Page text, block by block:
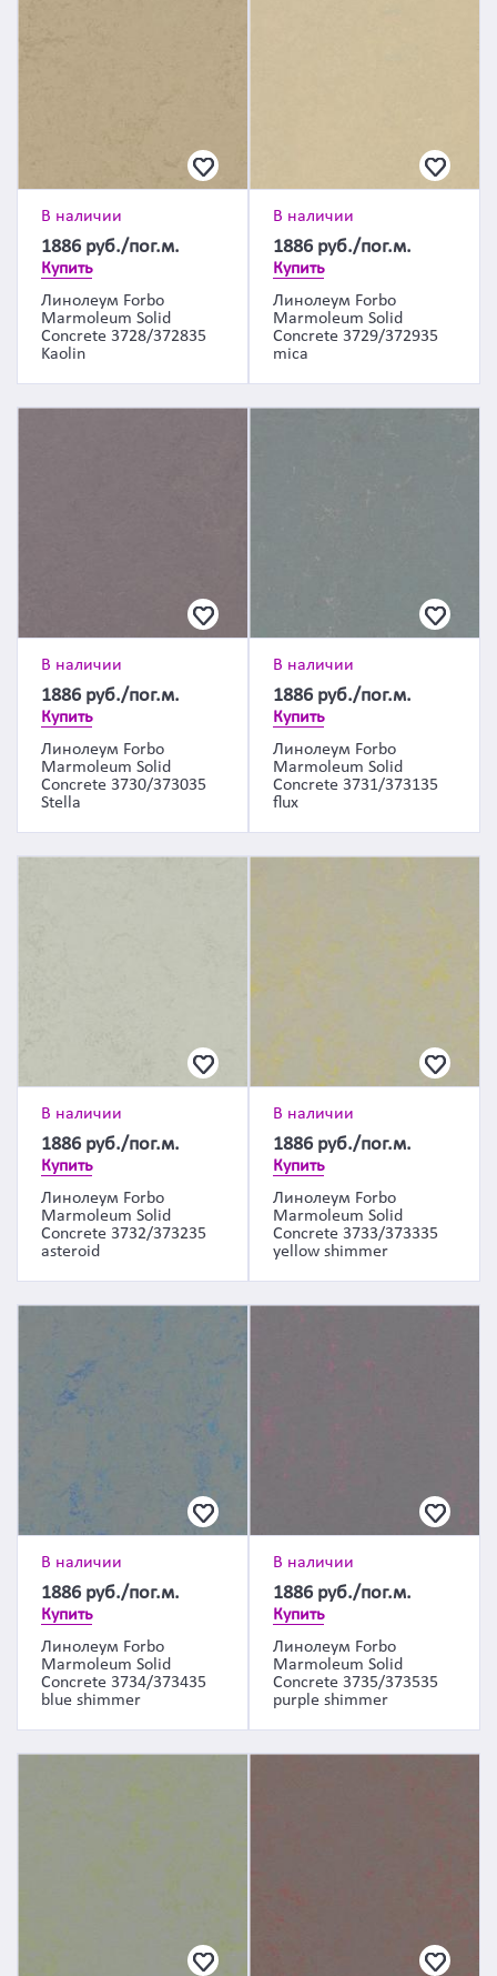
В наличии
1886 руб./пог.м.
Купить
Линолеум Forbo
Marmoleum Solid
Concrete 3728/372835
Kaolin
В наличии
1886 руб./пог.м.
Купить
Линолеум Forbo
Marmoleum Solid
Concrete 3729/372935
mica
В наличии
1886 руб./пог.м.
Купить
Линолеум Forbo
Marmoleum Solid
Concrete 3730/373035
Stella
В наличии
1886 руб./пог.м.
Купить
Линолеум Forbo
Marmoleum Solid
Concrete 3731/373135
flux
В наличии
1886 руб./пог.м.
Купить
Линолеум Forbo
Marmoleum Solid
Concrete 3732/373235
asteroid
В наличии
1886 руб./пог.м.
Купить
Линолеум Forbo
Marmoleum Solid
Concrete 3733/373335
yellow shimmer
В наличии
1886 руб./пог.м.
Купить
Линолеум Forbo
Marmoleum Solid
Concrete 3734/373435
blue shimmer
В наличии
1886 руб./пог.м.
Купить
Линолеум Forbo
Marmoleum Solid
Concrete 3735/373535
purple shimmer